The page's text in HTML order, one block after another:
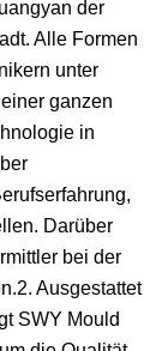
der
Alle Formen
unter
ganzen
in
Darüber
bei der
Ausgestattet
SWY Mould